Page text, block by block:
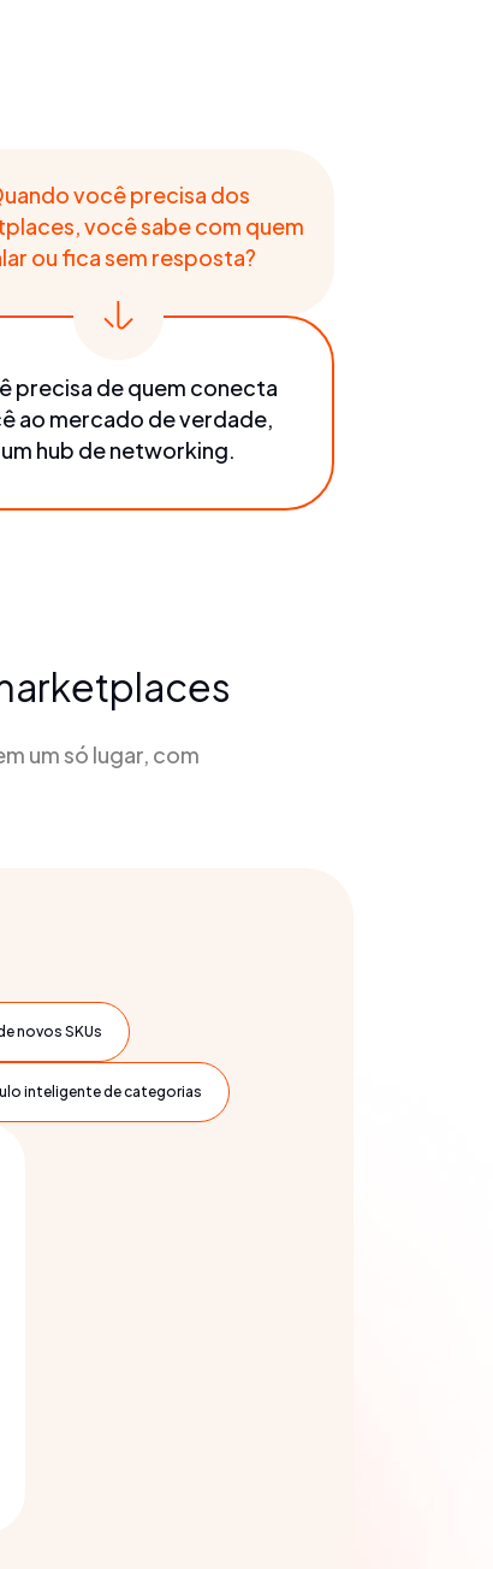
você precisa dos
você sabe com quem
ou fica sem resposta?
precisa de quem conecta
ao mercado de verdade,
um hub de networking.
um só lugar, com
novos SKUs
inteligente de categorias